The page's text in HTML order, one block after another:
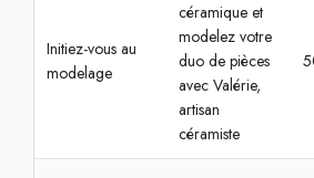
Initiez-vous au
modelage
céramique et
modelez votre
duo de pièces
avec Valérie,
artisan
céramiste